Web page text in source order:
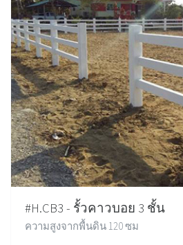
#H.CB3 - รั้วคาวบอย 3 ชั้น
ความสูงจากพื้นดิน 120 ซม